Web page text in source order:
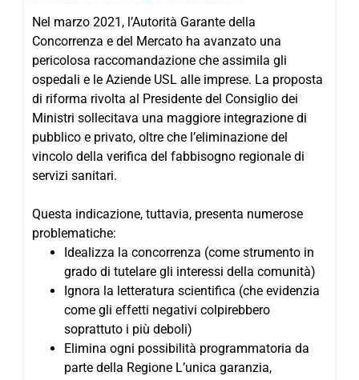
Nel marzo 2021, l’Autorità Garante della
Concorrenza e del Mercato ha avanzato una
pericolosa raccomandazione che assimila gli
ospedali e le Aziende USL alle imprese. La proposta
di riforma rivolta al Presidente del Consiglio dei
Ministri sollecitava una maggiore integrazione di
pubblico e privato, oltre che l’eliminazione del
vincolo della verifica del fabbisogno regionale di
servizi sanitari.
Questa indicazione, tuttavia, presenta numerose
problematiche:
Idealizza la concorrenza (come strumento in
grado di tutelare gli interessi della comunità)
Ignora la letteratura scientifica (che evidenzia
come gli effetti negativi colpirebbero
soprattuto i più deboli)
Elimina ogni possibilità programmatoria da
parte della Regione L’unica garanzia,